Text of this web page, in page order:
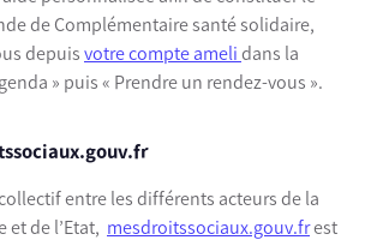
de Complémentaire santé solidaire,
depuis votre compte ameli dans la
» puis « Prendre un rendez-vous ».
entre les différents acteurs de la
de l’Etat, mesdroitssociaux.gouv.frest